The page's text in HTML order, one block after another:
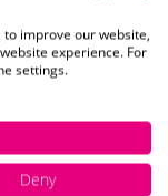
Sobald
improve our website,
experience. For
settings.
Deny